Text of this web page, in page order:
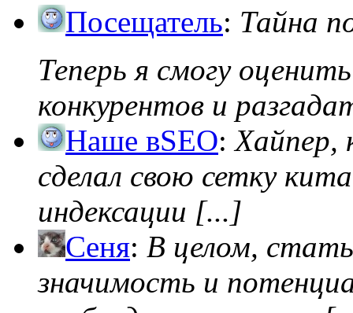
Посещатель: Тайна
Теперь я смогу
конкурентов и
Наше вSEO:Хайпер,
сделал свою сетку
индексации [...]
Сеня: В целом,
значимость и